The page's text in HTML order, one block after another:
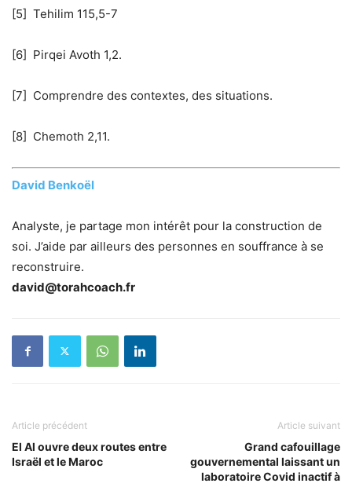
[5] Tehilim 115,5-7
[6] Pirqei Avoth 1,2.
[7] Comprendre des contextes, des situations.
[8] Chemoth 2,11.
David Benkoël
Analyste, je partage mon intérêt pour la construction de
soi. J’aide par ailleurs des personnes en souffrance à se
reconstruire.
david@torahcoach.fr
Article précédent
El Al ouvre deux routes entre
Israël et le Maroc
Article suivant
Grand cafouillage
gouvernemental laissant un
laboratoire Covid inactif à